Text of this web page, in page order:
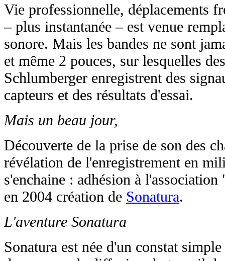
Vie professionnelle, déplacements
– plus instantanée – est venue
sonore. Mais les bandes ne sont
et même 2 pouces, sur lesquelles
Schlumberger enregistrent des
capteurs et des résultats d'essai.
Mais un beau jour,
Découverte de la prise de son des
révélation de l'enregistrement en
s'enchaine : adhésion à
en 2004 création de Sonatura.
L'aventure Sonatura
Sonatura est née d'un constat